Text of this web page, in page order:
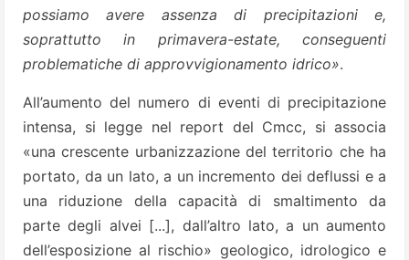
possiamo avere assenza di precipitazioni e,
soprattutto in primavera-estate, conseguenti
problematiche di approvvigionamento idrico».
All’aumento del numero di eventi di precipitazione
intensa, si legge nel report del Cmcc, si associa
«una crescente urbanizzazione del territorio che ha
portato, da un lato, a un incremento dei deflussi e a
una riduzione della capacità di smaltimento da
parte degli alvei [...], dall’altro lato, a un aumento
dell’esposizione al rischio» geologico, idrologico e